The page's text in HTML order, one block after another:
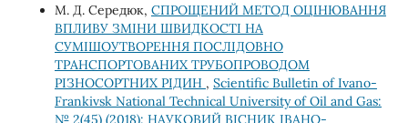
М. Д. Середюк, СПРОЩЕНИЙ МЕТОД ОЦІНЮВАННЯ
ВПЛИВУ ЗМІНИ ШВИДКОСТІ НА
СУМІШОУТВОРЕННЯ ПОСЛІДОВНО
ТРАНСПОРТОВАНИХ ТРУБОПРОВОДОМ
РІЗНОСОРТНИХ РІДИН , Scientific Bulletin of Ivano-
Frankivsk National Technical University of Oil and Gas:
№ 2(45) (2018): НАУКОВИЙ ВІСНИК ІВАНО-